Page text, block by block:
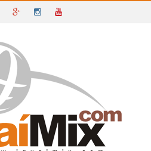
BAHIA